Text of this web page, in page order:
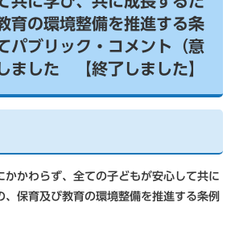
育の環境整備を推進する条
パブリック・コメント（意
ました 【終了しました】
かわらず、全ての子どもが安心して共に
保育及び教育の環境整備を推進する条例